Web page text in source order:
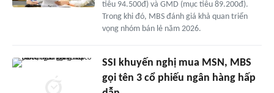
tiêu 94.500đ) và GMD (mục tiêu 89.200đ).
Trong khi đó, MBS đánh giá khả quan triển
vọng nhóm bán lẻ năm 2026.
SSI khuyến nghị mua MSN, MBS
gọi tên 3 cổ phiếu ngân hàng hấp